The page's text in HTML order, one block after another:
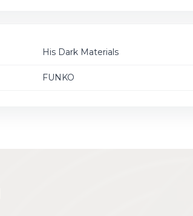
His Dark Materials
FUNKO